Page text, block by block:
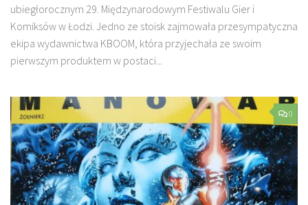
ubiegłorocznym 29. Międzynarodowym Festiwalu Gier i
Komiksów w Łodzi. Jedno ze stoisk zajmowała przesympatyczna
ekipa wydawnictwa KBOOM, która przyjechała ze swoim
pierwszym produktem w postaci...
0